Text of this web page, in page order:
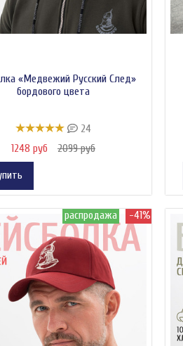
«Медвежий Русский След»
бордового цвета
24
1248 руб
2099 руб
распродажа -41%